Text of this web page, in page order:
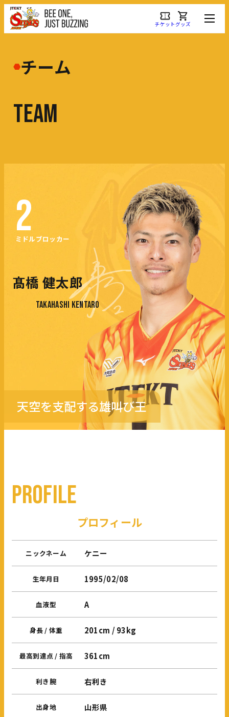
チケットグッズ
チーム
TEAM
2
ミドルブロッカー
髙橋 健太郎
TAKAHASHI KENTARO
天空を支配する雄叫び王
プロフィール
PROFILE
ニックネーム ケニー
生年月日 1995/02/08
血液型 A
身長 / 体重 201cm / 93kg
最高到達点 / 指高 361cm
利き腕 右利き
出身地 山形県